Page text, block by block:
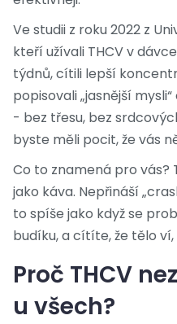
Ve studii z roku 2022 z
kteří užívali THCV v
týdnů, cítili lepší
popisovali „jasnější
- bez třesu, bez
byste měli pocit, že vás
Co to znamená pro vás?
jako káva. Nepřináší
to spíše jako když se
budíku, a cítíte, že tělo
Proč THCV
u všech?